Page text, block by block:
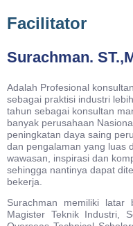
Facilitator
Surachman.
Adalah Profesional
sebagai praktisi industri
tahun sebagai konsultan
banyak perusahaan
peningkatan daya saing
dan pengalaman yang luas
wawasan, inspirasi dan
sehingga nantinya dapat
bekerja.
Surachman memiliki latar
Magister Teknik Industri,